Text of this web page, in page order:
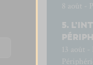
8 août -
13 août